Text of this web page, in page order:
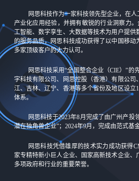
网思科技作为一家科技领先型企业，在
产业化应用经验，并拥有敏锐的行业洞察力
工智能、数字孪生、大数据等技术为用户提
的服务品质，网思科技成功获得了以中国移
多家顶级客户的大力认可。
网思科技采用“全国整合企业（CIE）”
字科技有限公司、网思控股（香港）有限公
江、吉林、辽宁、香港等多个省份及地区设
体系。
网思科技于2023年8月完成了由广州产
潜在独角兽企业”；2024年9月，完成由范式
网思科技凭借雄厚的技术实力成功获得
家专精特新小巨人企业、国家高新技术企业
多项政府和行业的重要荣誉。